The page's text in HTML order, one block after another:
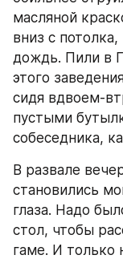
масляной
вниз с
дождь. Пили в
этого
сидя вдвоем-
пустыми
собеседника,
В развале
становились
глаза. Надо
стол, чтобы
гаме. И только